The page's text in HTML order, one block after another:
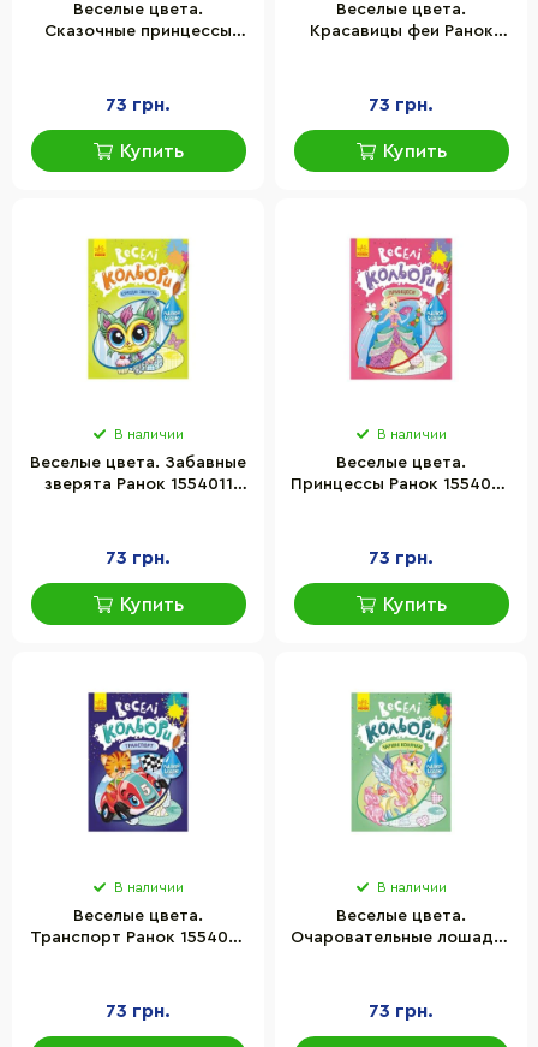
Веселые цвета.
Сказочные принцессы
73 грн.
Купить
Веселые цвета.
Красавицы феи Ранок
73 грн.
Купить
В наличии
Веселые цвета. Забавные
зверята Ранок 1554011
73 грн.
Купить
В наличии
Веселые цвета.
Принцессы Ранок 1554004
73 грн.
Купить
В наличии
Веселые цвета.
Транспорт Ранок 1554001
73 грн.
В наличии
Веселые цвета.
Очаровательные лошадки
73 грн.